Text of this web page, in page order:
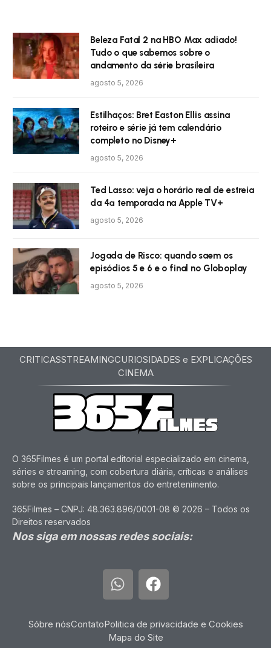
Beleza Fatal 2 na HBO Max adiado!
Tudo o que sabemos sobre o
andamento da série brasileira
agosto 5, 2026
Estilhaços: Bret Easton Ellis assina
roteiro e série já tem calendário
completo no Disney+
agosto 5, 2026
Ted Lasso: veja o horário real de estreia
da 4ª temporada na Apple TV+
agosto 5, 2026
Jogada de Risco: quando saem os
episódios 5 e 6 e o final no Globoplay
agosto 5, 2026
CRITICASSTREAMINGCURIOSIDADES e EXPLICAÇÕES
CINEMA
O 365Filmes é um portal editorial especializado em cinema,
séries e streaming, com cobertura diária, críticas e análises
sobre os principais lançamentos do entretenimento.
365Filmes – CNPJ: 48.363.896/0001-08 © 2026 – Todos os
Direitos reservados
Nos siga em nossas redes sociais:
Sóbre nósContatoPolitica de privacidade e Cookies
Mapa do Site